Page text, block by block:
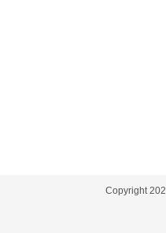
Copyright